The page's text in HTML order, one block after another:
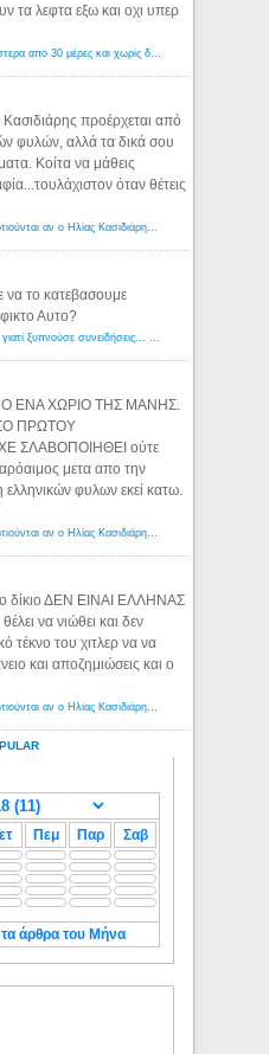
τα λεφτα εξω και οχι υπερ
προέρχεται από
φυλών, αλλά τα δικά σου
Κοίτα να μάθεις
όταν θέτεις
το κατεβασουμε
Αυτο?
ΕΝΑ ΧΩΡΙΟ ΤΗΣ ΜΑΝΗΣ.
ΠΡΩΤΟΥ
ΣΛΑΒΟΠΟΙΗΘΕΙ ούτε
μετα απο την
φυλων εκεί κατω.
δίκιο ΔΕΝ ΕΙΝΑΙ ΕΛΛΗΝΑΣ
να νιώθει και δεν
τέκνο του χιτλερ να να
και αποζημιώσεις και ο
Πεμ Παρ Σαβ
άρθρα του Μήνα